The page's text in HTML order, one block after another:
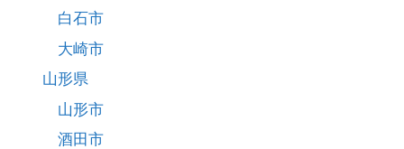
白石市
大崎市
山形県
山形市
酒田市